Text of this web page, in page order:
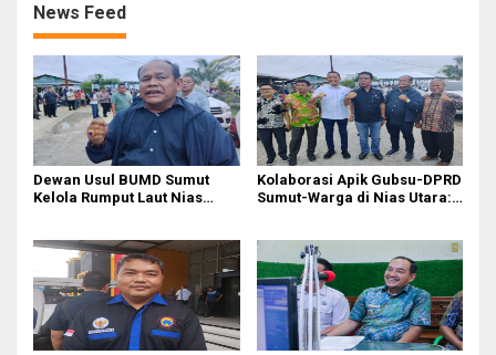
News Feed
Dewan Usul BUMD Sumut
Kelola Rumput Laut Nias
Kolaborasi Apik Gubsu-DPRD
Sumut-Warga di Nias Utara: